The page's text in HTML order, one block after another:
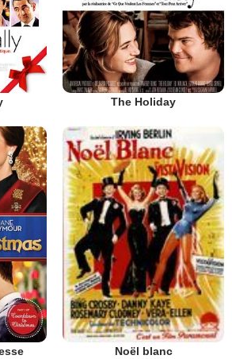
The Holiday
Noël blanc